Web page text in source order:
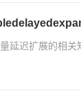
延迟扩展的相